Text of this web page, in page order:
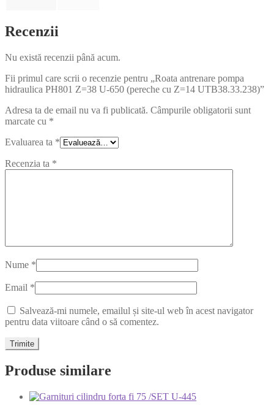
Recenzii
Nu există recenzii până acum.
Fii primul care scrii o recenzie pentru „Roata antrenare pompa
hidraulica PH801 Z=38 U-650 (pereche cu Z=14 UTB38.33.238)”
Adresa ta de email nu va fi publicată. Câmpurile obligatorii sunt
marcate cu *
Evaluarea ta *
Recenzia ta *
Nume *
Email *
Salvează-mi numele, emailul și site-ul web în acest navigator
pentru data viitoare când o să comentez.
Produse similare